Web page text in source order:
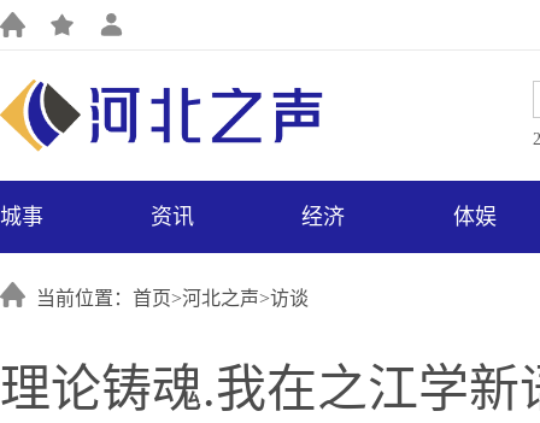
城事 资讯 经济 体娱
当前位置：首页>河北之声>访谈
理论铸魂.我在之江学新